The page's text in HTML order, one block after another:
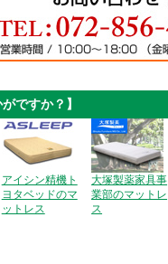
ですか？】
アイシン精機ト
ヨタベッドのマ
ットレス
大塚製薬家具事
業部のマットレ
ス